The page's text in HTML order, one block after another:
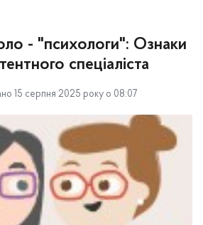
- "психологи": Ознаки
спеціаліста
15 серпня 2025 року о 08:07